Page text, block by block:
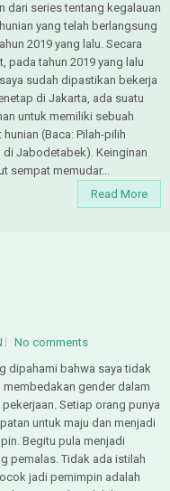
dari series tentang kegalauan
yang telah berlangsung
2019 yang lalu. Secara
pada tahun 2019 yang lalu
sudah dipastikan bekerja
di Jakarta, ada suatu
untuk memiliki sebuah
(Baca: Pilah-pilih
di Jabodetabek). Keinginan
sempat memudar...
Read More
No comments
dipahami bahwa saya tidak
membedakan gender dalam
pekerjaan. Setiap orang punya
untuk maju dan menjadi
Begitu pula menjadi
pemalas. Tidak ada istilah
jadi pemimpin adalah